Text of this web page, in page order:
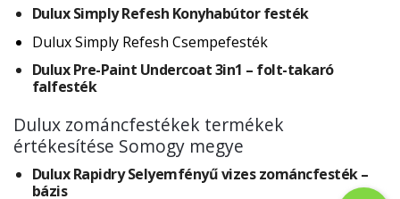
Dulux Simply Refesh Konyhabútor festék
Dulux Simply Refesh Csempefesték
Dulux Pre-Paint Undercoat 3in1 – folt-takaró
falfesték
Dulux zománcfestékek termékek
értékesítése Somogy megye
Dulux Rapidry Selyemfényű vizes zománcfesték –
bázis